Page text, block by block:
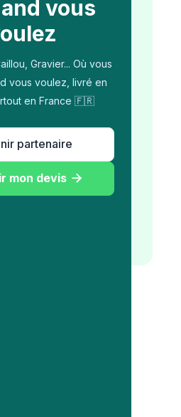
vous
Gravier... Où vous
vous voulez, livré en
en France 🇫🇷
partenaire
mon devis 